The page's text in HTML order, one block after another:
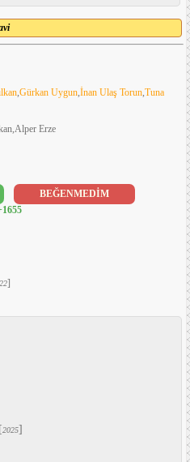
Gürkan Uygun İnan Ulaş Torun Tuna
Erze
BEĞENMEDİM
]
[2025]